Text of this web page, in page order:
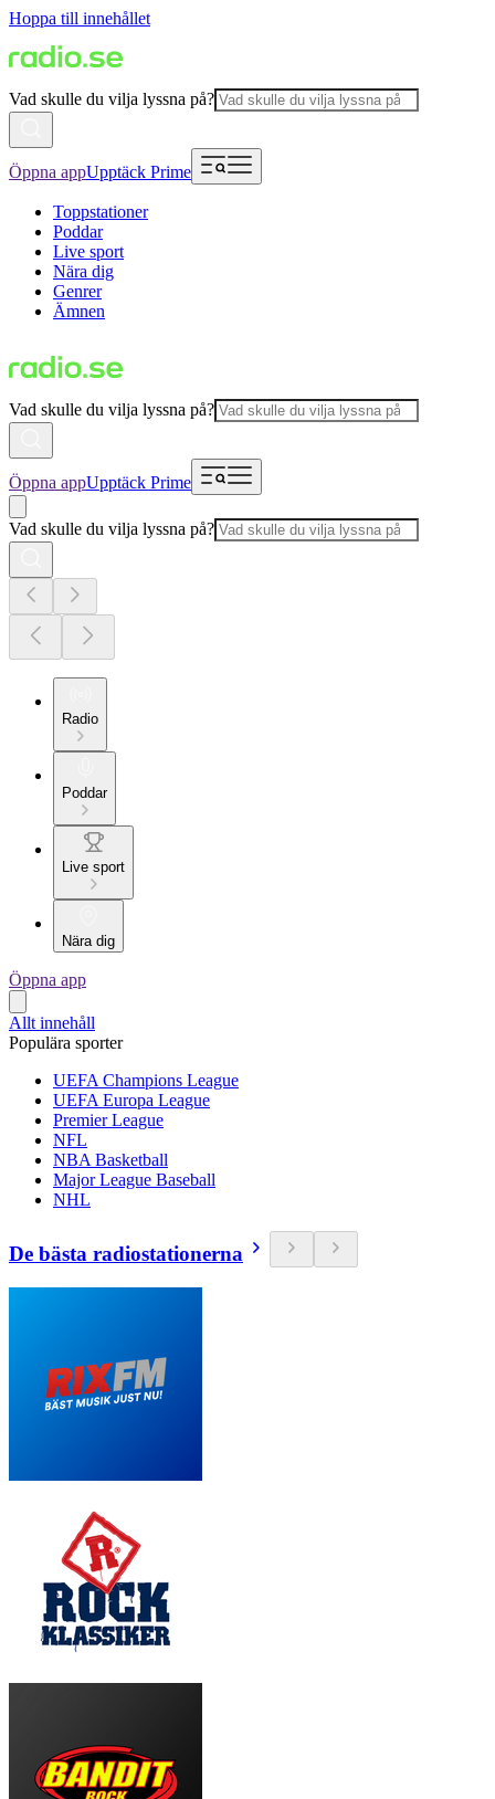
Hoppa till innehållet
Vad skulle du vilja lyssna på?
Öppna appUpptäck Prime
Toppstationer
Poddar
Live sport
Nära dig
Genrer
Ämnen
Vad skulle du vilja lyssna på?
Öppna appUpptäck Prime
Vad skulle du vilja lyssna på?
Radio
Poddar
Live sport
Nära dig
Öppna app
Allt innehåll
Populära sporter
UEFA Champions League
UEFA Europa League
Premier League
NFL
NBA Basketball
Major League Baseball
NHL
De bästa radiostationerna